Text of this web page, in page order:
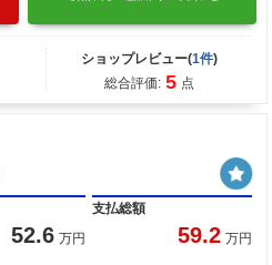
ショップレビュー(1件)
総合評価: 5 点
52.6 万円
支払総額
59.2 万円